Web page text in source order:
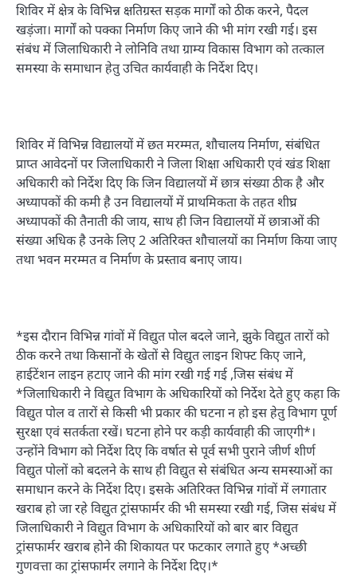
शिविर में क्षेत्र के विभिन्न क्षतिग्रस्त सड़क मार्गों को ठीक करने, पैदल
खड़ंजा। मार्गों को पक्का निर्माण किए जाने की भी मांग रखी गई। इस
संबंध में जिलाधिकारी ने लोनिवि तथा ग्राम्य विकास विभाग को तत्काल
समस्या के समाधान हेतु उचित कार्यवाही के निर्देश दिए।
शिविर में विभिन्न विद्यालयों में छत मरम्मत, शौचालय निर्माण, संबंधित
प्राप्त आवेदनों पर जिलाधिकारी ने जिला शिक्षा अधिकारी एवं खंड शिक्षा
अधिकारी को निर्देश दिए कि जिन विद्यालयों में छात्र संख्या ठीक है और
अध्यापकों की कमी है उन विद्यालयों में प्राथमिकता के तहत शीघ्र
अध्यापकों की तैनाती की जाय, साथ ही जिन विद्यालयों में छात्राओं की
संख्या अधिक है उनके लिए 2 अतिरिक्त शौचालयों का निर्माण किया जाए
तथा भवन मरम्मत व निर्माण के प्रस्ताव बनाए जाय।
*इस दौरान विभिन्न गांवों में विद्युत पोल बदले जाने, झुके विद्युत तारों को
ठीक करने तथा किसानों के खेतों से विद्युत लाइन शिफ्ट किए जाने,
हाईटेंशन लाइन हटाए जाने की मांग रखी गई गई ,जिस संबंध में
*जिलाधिकारी ने विद्युत विभाग के अधिकारियों को निर्देश देते हुए कहा कि
विद्युत पोल व तारों से किसी भी प्रकार की घटना न हो इस हेतु विभाग पूर्ण
सुरक्षा एवं सतर्कता रखें। घटना होने पर कड़ी कार्यवाही की जाएगी*।
उन्होंने विभाग को निर्देश दिए कि वर्षात से पूर्व सभी पुराने जीर्ण शीर्ण
विद्युत पोलों को बदलने के साथ ही विद्युत से संबंधित अन्य समस्याओं का
समाधान करने के निर्देश दिए। इसके अतिरिक्त विभिन्न गांवों में लगातार
खराब हो जा रहे विद्युत ट्रांसफार्मर की भी समस्या रखी गई, जिस संबंध में
जिलाधिकारी ने विद्युत विभाग के अधिकारियों को बार बार विद्युत
ट्रांसफार्मर खराब होने की शिकायत पर फटकार लगाते हुए *अच्छी
गुणवत्ता का ट्रांसफार्मर लगाने के निर्देश दिए।*